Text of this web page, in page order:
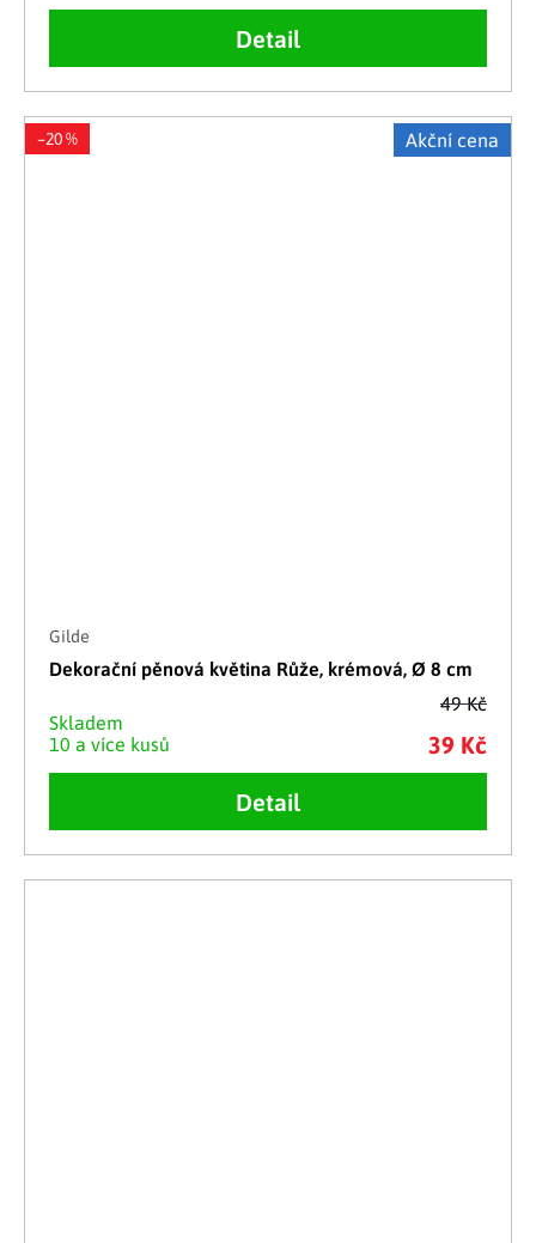
Detail
Akční cena
49 Kč
–20 %
Gilde
Dekorační pěnová květina Růže, krémová, Ø 8 cm
Skladem
10 a více kusů
39 Kč
Detail